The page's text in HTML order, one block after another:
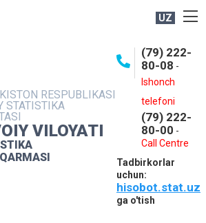
UZ
RESPUBLIKASI
STATISTIKA
VILOYATI
(79) 222-
80-08 -
Ishonch
telefoni
(79) 222-
80-00 -
Call Centre
Tadbirkorlar
uchun:
hisobot.stat.uz
ga o'tish
OCHIQ MA'LUMOTLAR
XIZMATLAR
MUROJAATLAR